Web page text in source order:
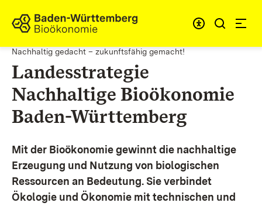
Zum Inhalt springen
Link zur Startseite
Nachhaltig gedacht – zukunftsfähig gemacht!
Landesstrategie
Nachhaltige Bioökonomie
Baden-Württemberg
Mit der Bioökonomie gewinnt die nachhaltige
Erzeugung und Nutzung von biologischen
Ressourcen an Bedeutung. Sie verbindet
Ökologie und Ökonomie mit technischen und